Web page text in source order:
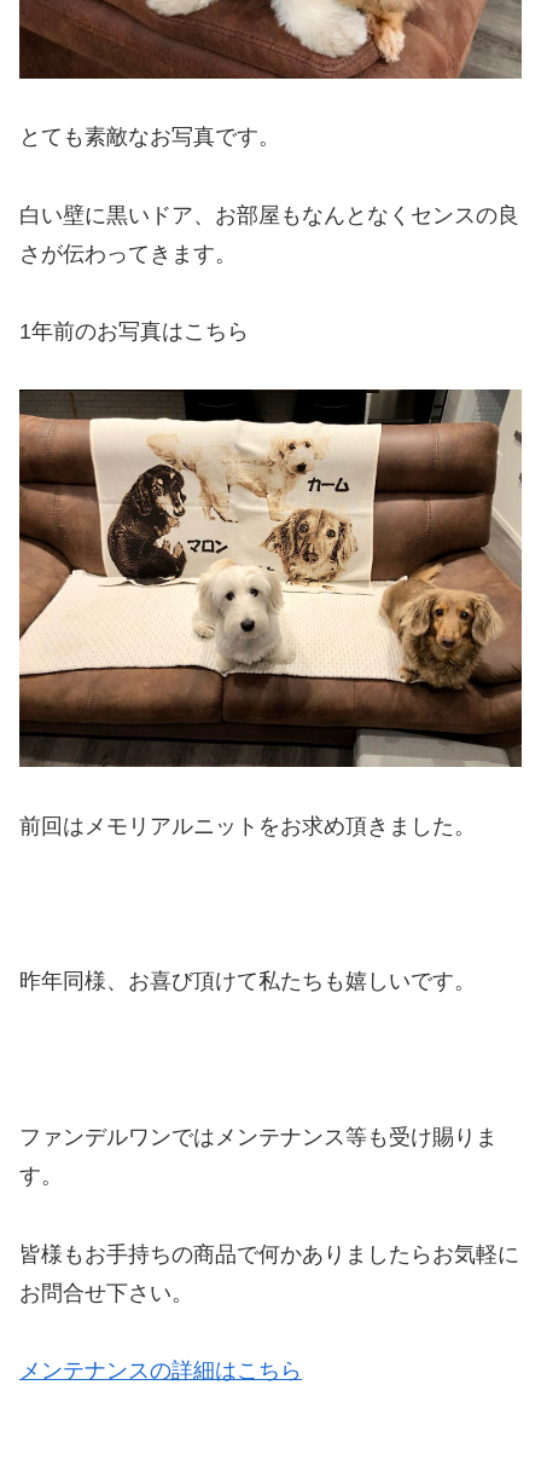
とても素敵なお写真です。
白い壁に黒いドア、お部屋もなんとなくセンスの良
さが伝わってきます。
1年前のお写真はこちら
前回はメモリアルニットをお求め頂きました。
昨年同様、お喜び頂けて私たちも嬉しいです。
ファンデルワンではメンテナンス等も受け賜りま
す。
皆様もお手持ちの商品で何かありましたらお気軽に
お問合せ下さい。
メンテナンスの詳細はこちら